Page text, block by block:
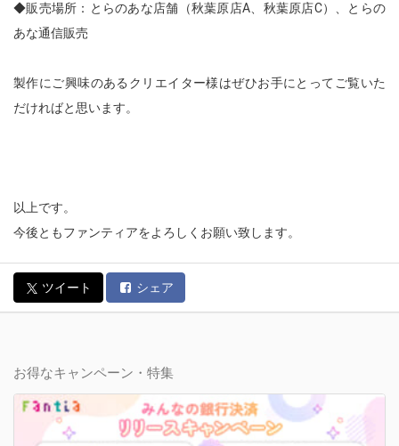
◆販売場所：とらのあな店舗（秋葉原店A、秋葉原店C）、とらの
あな通信販売
製作にご興味のあるクリエイター様はぜひお手にとってご覧いた
だければと思います。
以上です。
今後ともファンティアをよろしくお願い致します。
ツイート シェア
お得なキャンペーン・特集